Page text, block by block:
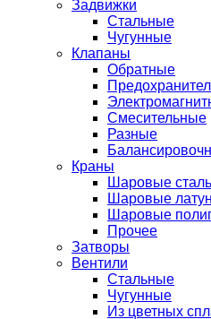
Задвижки
Стальные
Чугунные
Клапаны
Обратные
Смесительные
Разные
Краны
Шаровые
Шаровые
Шаровые
Прочее
Затворы
Вентили
Стальные
Чугунные
Из цветных